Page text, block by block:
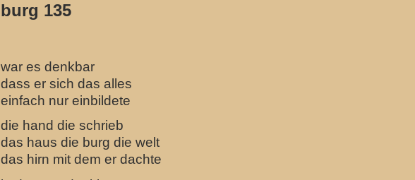
burg 135
war es denkbar
dass er sich das alles
einfach nur einbildete
die hand die schrieb
das haus die burg die welt
das hirn mit dem er dachte